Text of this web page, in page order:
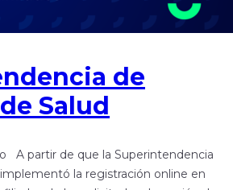
de
Salud
A partir de que la Superintendencia
la registración online en